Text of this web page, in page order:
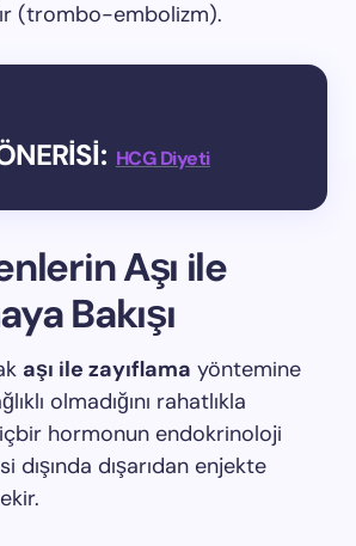
(trombo-embolizm).
HCG Diyeti
Aşı ile
Bakışı
aşı ile zayıflama yöntemine
olmadığını rahatlıkla
hormonun endokrinoloji
dışında dışarıdan enjekte